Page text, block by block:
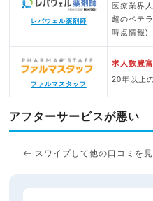
レバウェル薬剤師
医療業界
超のベテ
時点情報)
ファルマスタッフ
求人数豊富
20年以上
アフターサービスが悪い
← スワイプして他の口コミを